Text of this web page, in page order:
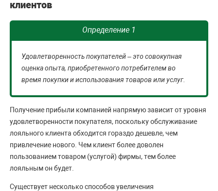
клиентов
Определение 1
Удовлетворенность покупателей – это совокупная
оценка опыта, приобретенного потребителем во
время покупки и использования товаров или услуг.
Получение прибыли компанией напрямую зависит от уровня
удовлетворенности покупателя, поскольку обслуживание
лояльного клиента обходится гораздо дешевле, чем
привлечение нового. Чем клиент более доволен
пользованием товаром (услугой) фирмы, тем более
лояльным он будет.
Существует несколько способов увеличения